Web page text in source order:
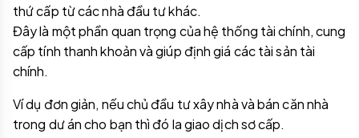
thứ cấp từ các nhà đầu tư khác.
Đây là một phần quan trọng của hệ thống tài chính, cung
cấp tính thanh khoản và giúp định giá các tài sản tài
chính.
Ví dụ đơn giản, nếu chủ đầu tư xây nhà và bán căn nhà
trong dư án cho bạn thì đó la giao dịch sơ cấp.